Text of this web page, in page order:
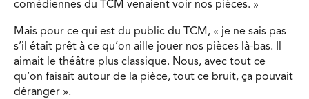
comédiennes du TCM venaient voir nos pièces. »
Mais pour ce qui est du public du TCM, « je ne sais pas
s’il était prêt à ce qu’on aille jouer nos pièces là-bas. Il
aimait le théâtre plus classique. Nous, avec tout ce
qu’on faisait autour de la pièce, tout ce bruit, ça pouvait
déranger ».